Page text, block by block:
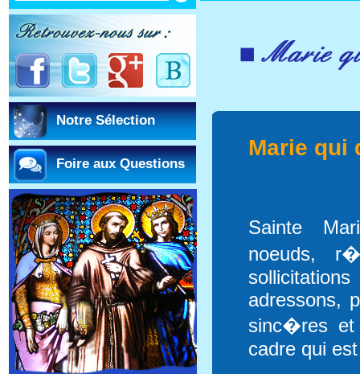
Notre Sélection
Foire aux Questions
Marie qui
Sainte
noeuds,
adressons,
sinc�res
cadre qui